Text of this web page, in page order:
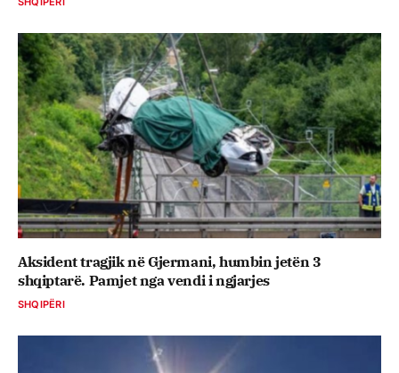
Aksident tragjik në Gjermani, humbin jetën 3
shqiptarë. Pamjet nga vendi i ngjarjes
SHQIPËRI